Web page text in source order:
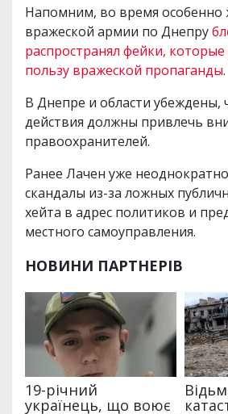
Напомним, во время особенно
вражеской армии по Днепру
распространял фейки,
пользу вражеской пропаганды.
В Днепре и области убеждены,
действия должны привлечь
правоохранителей.
Ранее Лачен уже
скандалы из-за ложных
хейта в адрес политиков и
местного самоуправления.